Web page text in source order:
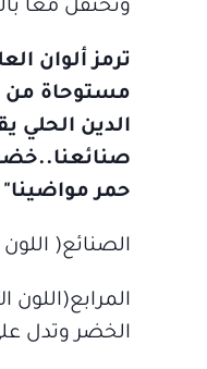
ونحتفل معاً
ترمز ألوان
مستوحاة من
الدين الحلي
حمر مواضينا"
الصنائع(
المرابع(اللون
الخضر وتدل